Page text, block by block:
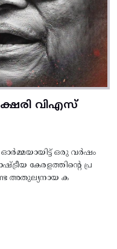
വിഎസ്
ഒരു വർഷം
കേരളത്തിന്റെ പ്ര
അതുല്യനായ ക